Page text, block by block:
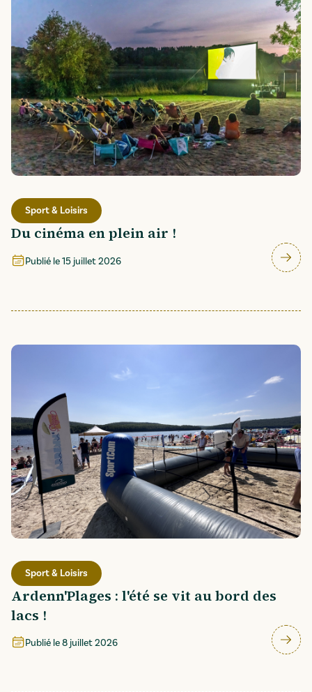
Sport & Loisirs
Du cinéma en plein air !
Publié le15 juillet 2026
Sport & Loisirs
Ardenn'Plages : l'été se vit au bord des
lacs !
Publié le8 juillet 2026